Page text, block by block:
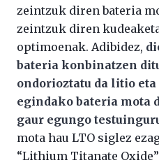
zeintzuk diren bateria
zeintzuk diren
optimoenak. Adibidez,
bateria konbinatzen
ondorioztatu da litio
egindako bateria mota
gaur egungo
mota hau LTO siglez
“Lithium Titanate